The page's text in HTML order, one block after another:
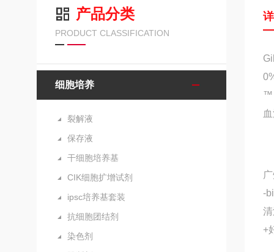
产品分类
PRODUCT CLASSIFICATION
细胞培养
裂解液
保存液
干细胞培养基
CIK细胞扩增试剂
ipsc培养基套装
抗细胞团结剂
染色剂
™
-
+